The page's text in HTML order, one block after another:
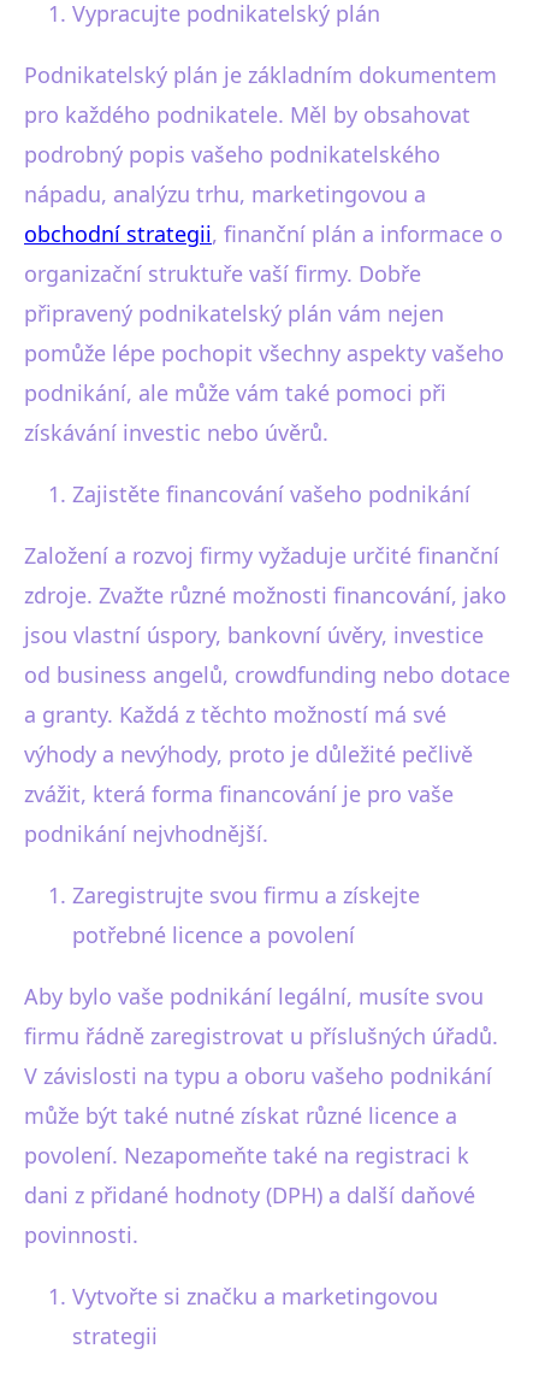
Vypracujte podnikatelský plán
Podnikatelský plán je základním dokumentem
pro každého podnikatele. Měl by obsahovat
podrobný popis vašeho podnikatelského
nápadu, analýzu trhu, marketingovou a
obchodní strategii, finanční plán a informace o
organizační struktuře vaší firmy. Dobře
připravený podnikatelský plán vám nejen
pomůže lépe pochopit všechny aspekty vašeho
podnikání, ale může vám také pomoci při
získávání investic nebo úvěrů.
Zajistěte financování vašeho podnikání
Založení a rozvoj firmy vyžaduje určité finanční
zdroje. Zvažte různé možnosti financování, jako
jsou vlastní úspory, bankovní úvěry, investice
od business angelů, crowdfunding nebo dotace
a granty. Každá z těchto možností má své
výhody a nevýhody, proto je důležité pečlivě
zvážit, která forma financování je pro vaše
podnikání nejvhodnější.
Zaregistrujte svou firmu a získejte
potřebné licence a povolení
Aby bylo vaše podnikání legální, musíte svou
firmu řádně zaregistrovat u příslušných úřadů.
V závislosti na typu a oboru vašeho podnikání
může být také nutné získat různé licence a
povolení. Nezapomeňte také na registraci k
dani z přidané hodnoty (DPH) a další daňové
povinnosti.
Vytvořte si značku a marketingovou
strategii